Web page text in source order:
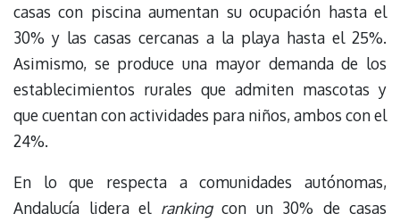
casas con piscina aumentan su ocupación hasta el
30% y las casas cercanas a la playa hasta el 25%.
Asimismo, se produce una mayor demanda de los
establecimientos rurales que admiten mascotas y
que cuentan con actividades para niños, ambos con el
24%.
En lo que respecta a comunidades autónomas,
Andalucía lidera el rankingcon un 30% de casas